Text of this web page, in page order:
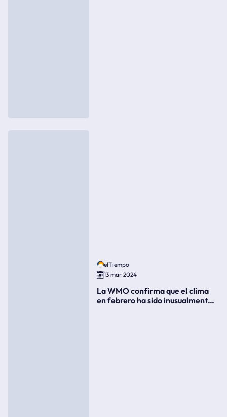
elTiempo
13 mar 2024
La WMO confirma que el clima
en febrero ha sido inusualmente